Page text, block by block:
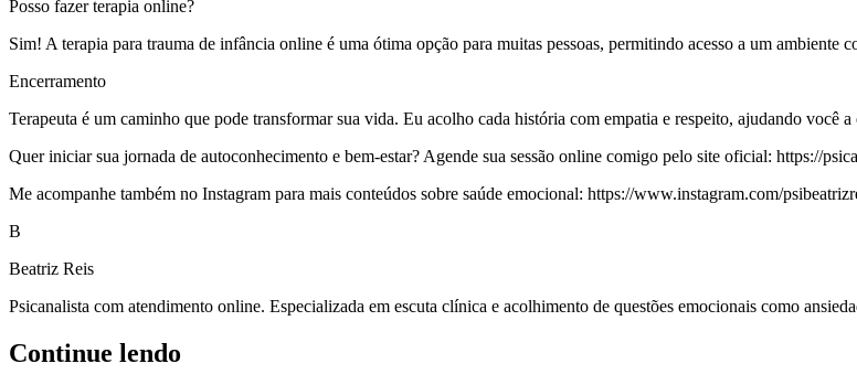
Posso fazer terapia online?
Sim! A terapia para trauma de infância online é uma ótima opção para muitas pessoas, permitindo acesso a um ambiente
Encerramento
Terapeuta é um caminho que pode transformar sua vida. Eu acolho cada história com empatia e respeito, ajudando você
Quer iniciar sua jornada de autoconhecimento e bem-estar? Agende sua sessão online comigo pelo site oficial: https://
Me acompanhe também no Instagram para mais conteúdos sobre saúde emocional: https://www.instagram.com/
B
Beatriz Reis
Psicanalista com atendimento online. Especializada em escuta clínica e acolhimento de questões emocionais como
Continue lendo